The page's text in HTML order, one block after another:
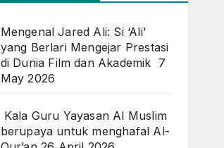
Mengenal Jared Ali: Si ‘Ali’
yang Berlari Mengejar Prestasi
di Dunia Film dan Akademik 7
May 2026
Kala Guru Yayasan Al Muslim
berupaya untuk menghafal Al-